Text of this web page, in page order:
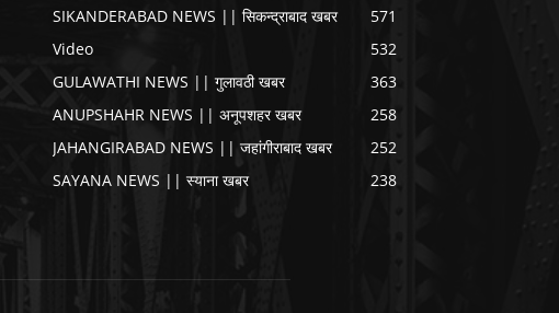
SIKANDERABAD NEWS || सिकन्द्राबाद खबर
571
Video
532
GULAWATHI NEWS || गुलावठी खबर
363
ANUPSHAHR NEWS || अनूपशहर खबर
258
JAHANGIRABAD NEWS || जहांगीराबाद खबर
252
SAYANA NEWS || स्याना खबर
238